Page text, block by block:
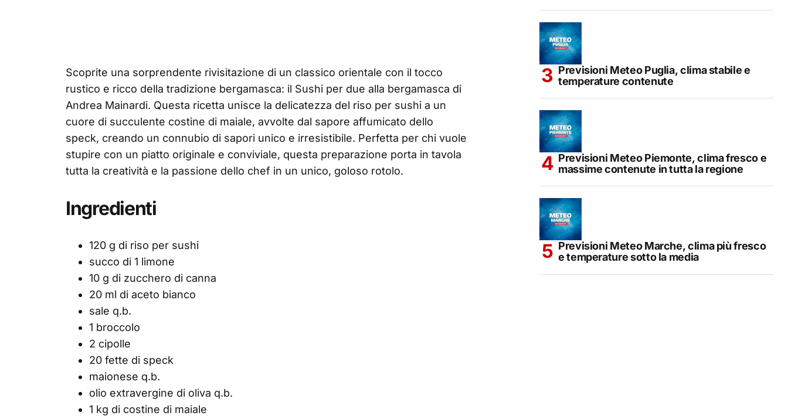
Scoprite una sorprendente rivisitazione di un classico orientale con il tocco
rustico e ricco della tradizione bergamasca: il Sushi per due alla bergamasca di
Andrea Mainardi. Questa ricetta unisce la delicatezza del riso per sushi a un
cuore di succulente costine di maiale, avvolte dal sapore affumicato dello
speck, creando un connubio di sapori unico e irresistibile. Perfetta per chi vuole
stupire con un piatto originale e conviviale, questa preparazione porta in tavola
tutta la creatività e la passione dello chef in un unico, goloso rotolo.
Ingredienti
120 g di riso per sushi
succo di 1 limone
10 g di zucchero di canna
20 ml di aceto bianco
sale q.b.
1 broccolo
2 cipolle
20 fette di speck
maionese q.b.
olio extravergine di oliva q.b.
1 kg di costine di maiale
Previsioni Meteo Puglia, clima stabile e
temperature contenute
Previsioni Meteo Piemonte, clima fresco e
massime contenute in tutta la regione
Previsioni Meteo Marche, clima più fresco
e temperature sotto la media